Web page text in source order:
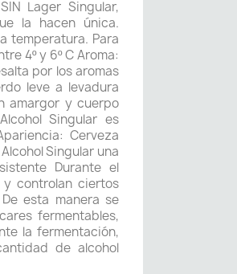
Lager Singular,
la hacen única.
temperatura. Para
4º y 6º C Aroma:
por los aromas
leve a levadura
amargor y cuerpo
Singular es
Cerveza
Singular una
Durante el
controlan ciertos
esta manera se
fermentables,
la fermentación,
de alcohol